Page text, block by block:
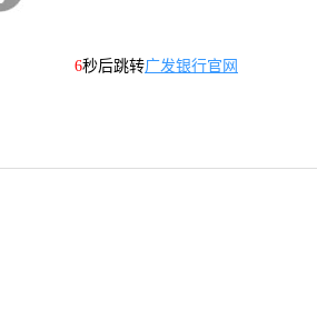
6秒后跳转广发银行官网